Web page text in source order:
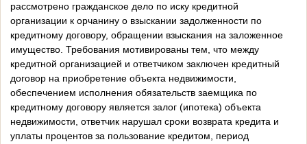
рассмотрено гражданское дело по иску кредитной
организации к орчанину о взыскании задолженности по
кредитному договору, обращении взыскания на заложенное
имущество. Требования мотивированы тем, что между
кредитной организацией и ответчиком заключен кредитный
договор на приобретение объекта недвижимости,
обеспечением исполнения обязательств заемщика по
кредитному договору является залог (ипотека) объекта
недвижимости, ответчик нарушал сроки возврата кредита и
уплаты процентов за пользование кредитом, период